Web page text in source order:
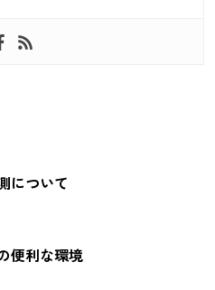
について
便利な環境